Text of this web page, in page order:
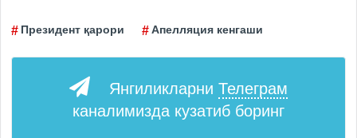
Президент қарори Апелляция кенгаши
Янгиликларни Телеграм
каналимизда кузатиб боринг